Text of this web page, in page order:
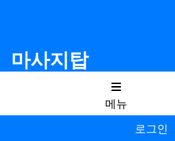
마사지탑
메뉴
로그인